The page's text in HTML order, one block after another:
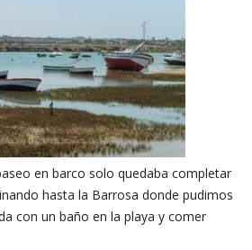
en barco solo quedaba completar
hasta la Barrosa donde pudimos
con un baño en la playa y comer